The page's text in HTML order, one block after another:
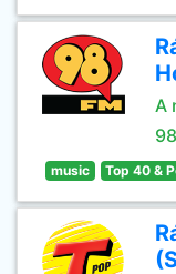
A
music Top 40 &